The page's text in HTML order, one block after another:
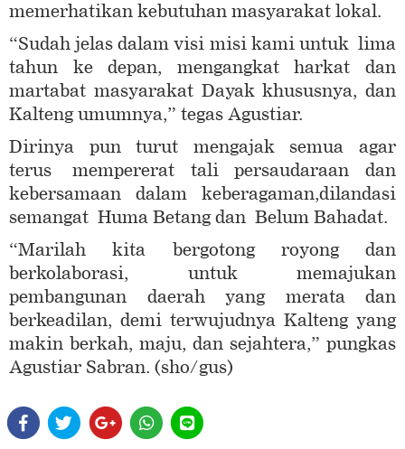
memerhatikan kebutuhan masyarakat lokal.
“Sudah jelas dalam visi misi kami untuk lima
tahun ke depan, mengangkat harkat dan
martabat masyarakat Dayak khususnya, dan
Kalteng umumnya,” tegas Agustiar.
Dirinya pun turut mengajak semua agar
terus mempererat tali persaudaraan dan
kebersamaan dalam keberagaman,dilandasi
semangat Huma Betang dan Belum Bahadat.
“Marilah kita bergotong royong dan
berkolaborasi, untuk memajukan
pembangunan daerah yang merata dan
berkeadilan, demi terwujudnya Kalteng yang
makin berkah, maju, dan sejahtera,” pungkas
Agustiar Sabran. (sho/gus)